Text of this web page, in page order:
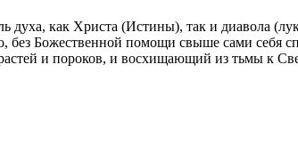
духа, как Христа (Истины), так и диавола
Божественной помощи свыше сами себя
и пороков, и восхищающий из тьмы к